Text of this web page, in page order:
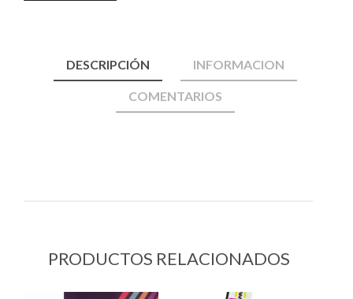
DESCRIPCIÓN INFORMACION
COMENTARIOS
PRODUCTOS RELACIONADOS